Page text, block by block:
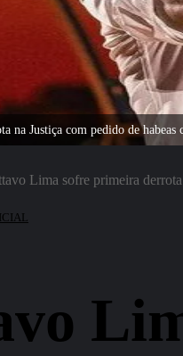
na Justiça com pedido de habeas
Lima sofre primeira